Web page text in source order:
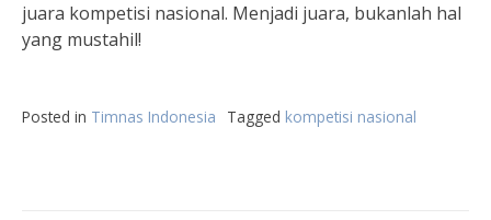
juara kompetisi nasional. Menjadi juara, bukanlah hal
yang mustahil!
Posted in Timnas Indonesia Tagged kompetisi nasional